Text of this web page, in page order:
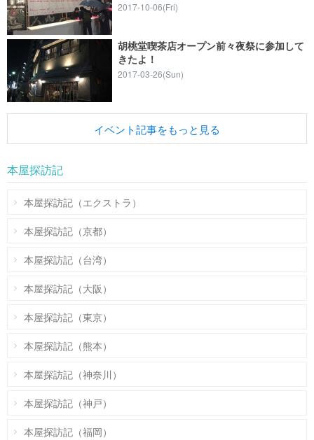
2017-10-06(Fri)
胡桃堂喫茶店オープン前々夜祭に参加して
きたよ！
2017-03-26(Sun)
イベント記事をもっと見る
本屋探訪記
本屋探訪記（エクストラ）
本屋探訪記（京都）
本屋探訪記（台湾）
本屋探訪記（大阪）
本屋探訪記（東京）
本屋探訪記（熊本）
本屋探訪記（神奈川）
本屋探訪記（神戸）
本屋探訪記（福岡）